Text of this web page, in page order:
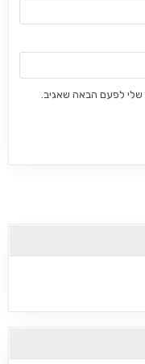
שלי לפעם הבאה שאגיב.